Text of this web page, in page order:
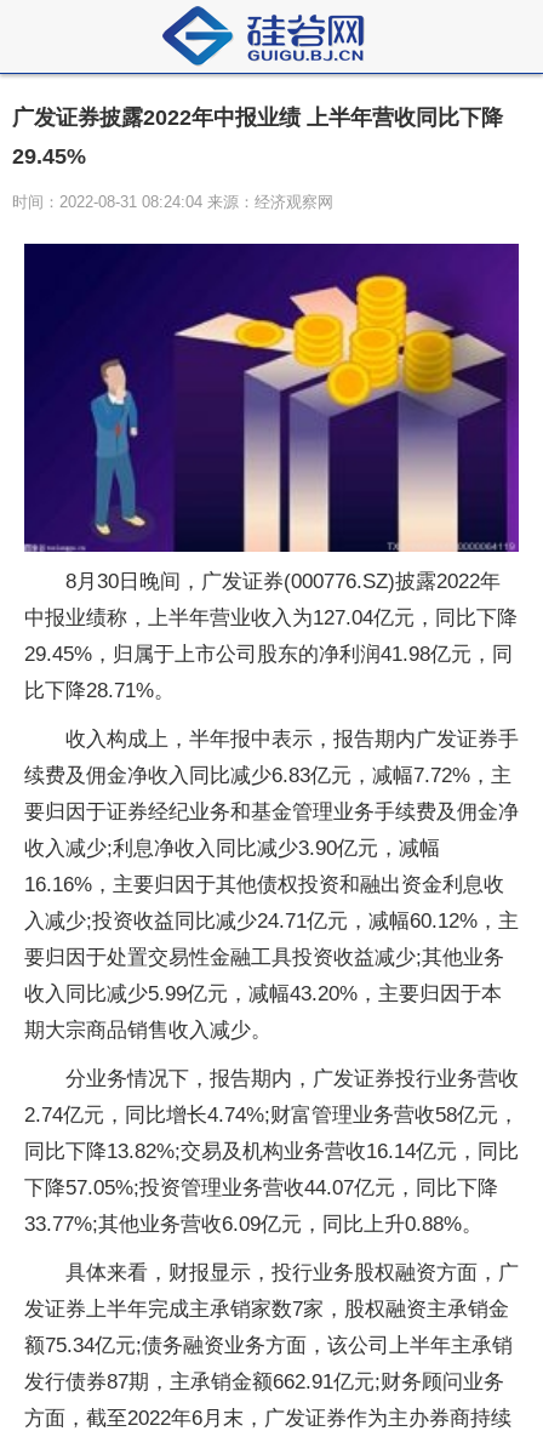
广发证券披露2022年中报业绩 上半年营收同比下降
29.45%
时间：2022-08-31 08:24:04 来源：经济观察网
8月30日晚间，广发证券(000776.SZ)披露2022年
中报业绩称，上半年营业收入为127.04亿元，同比下降
29.45%，归属于上市公司股东的净利润41.98亿元，同
比下降28.71%。
收入构成上，半年报中表示，报告期内广发证券手
续费及佣金净收入同比减少6.83亿元，减幅7.72%，主
要归因于证券经纪业务和基金管理业务手续费及佣金净
收入减少;利息净收入同比减少3.90亿元，减幅
16.16%，主要归因于其他债权投资和融出资金利息收
入减少;投资收益同比减少24.71亿元，减幅60.12%，主
要归因于处置交易性金融工具投资收益减少;其他业务
收入同比减少5.99亿元，减幅43.20%，主要归因于本
期大宗商品销售收入减少。
分业务情况下，报告期内，广发证券投行业务营收
2.74亿元，同比增长4.74%;财富管理业务营收58亿元，
同比下降13.82%;交易及机构业务营收16.14亿元，同比
下降57.05%;投资管理业务营收44.07亿元，同比下降
33.77%;其他业务营收6.09亿元，同比上升0.88%。
具体来看，财报显示，投行业务股权融资方面，广
发证券上半年完成主承销家数7家，股权融资主承销金
额75.34亿元;债务融资业务方面，该公司上半年主承销
发行债券87期，主承销金额662.91亿元;财务顾问业务
方面，截至2022年6月末，广发证券作为主办券商持续